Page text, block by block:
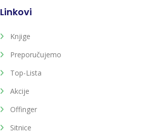
Linkovi
Knjige
Preporučujemo
Top-Lista
Akcije
Offinger
Sitnice